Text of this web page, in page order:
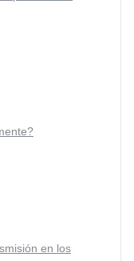
en los